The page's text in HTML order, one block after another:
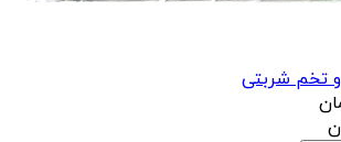
تخم شربتی